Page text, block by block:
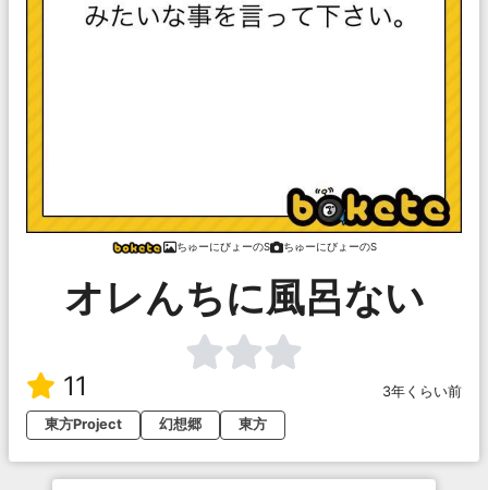
ちゅーにびょーのS ちゅーにびょーのS
オレんちに風呂ない
11
3年くらい前
東方Project
幻想郷 東方